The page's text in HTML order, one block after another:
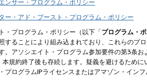
ンサー・プログラム・ポリシー
ー・アド・ブースト・プログラム・ポリシー
・プログラム・ポリシー（以下「プログラム・
することにより組み込まれており、これらのプ
。アソシエイト・プログラム参加要件の第3条
規約終了後も存続します。疑義を避けるため
プログラムIPライセンスまたはアマゾン・イン